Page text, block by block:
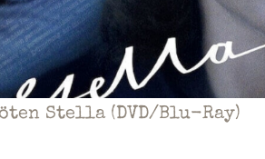
Stella (DVD/Blu-Ray)